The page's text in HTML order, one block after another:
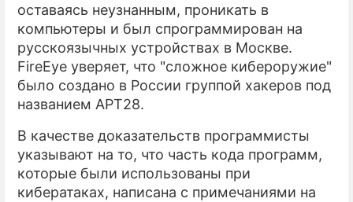
оставаясь неузнанным, проникать в
компьютеры и был спрограммирован на
русскоязычных устройствах в Москве.
FireEye уверяет, что "сложное кибероружие"
было создано в России группой хакеров под
названием APT28.
В качестве доказательств программисты
указывают на то, что часть кода программ,
которые были использованы при
кибератаках, написана с примечаниями на